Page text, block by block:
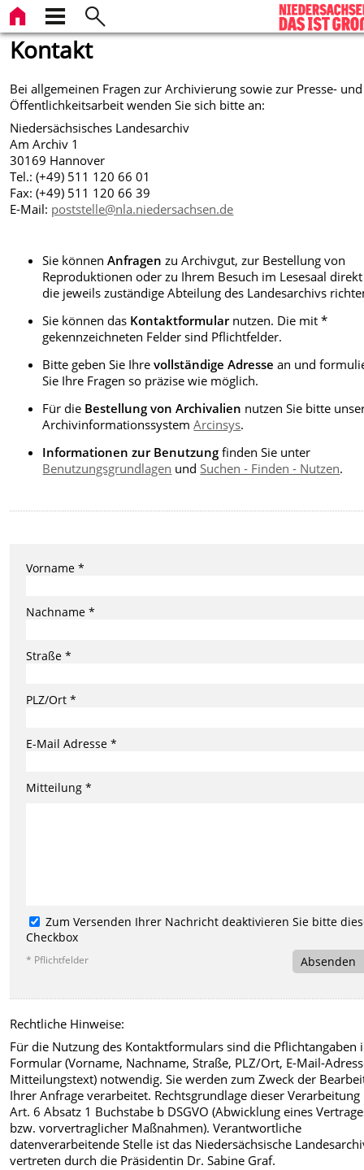
Kontakt
Bei allgemeinen Fragen zur Archivierung sowie zur Presse- und
Öffentlichkeitsarbeit wenden Sie sich bitte an:
Niedersächsisches Landesarchiv
Am Archiv 1
30169 Hannover
Tel.: (+49) 511 120 66 01
Fax: (+49) 511 120 66 39
E-Mail: poststelle@nla.niedersachsen.de
Sie könnenAnfragen zu Archivgut, zur Bestellung von
Reproduktionen oder zu Ihrem Besuch im Lesesaal
die jeweils zuständige Abteilung des Landesarchivs
Sie können das Kontaktformularnutzen. Die mit *
gekennzeichneten Felder sind Pflichtfelder.
Bitte geben Sie Ihrevollständige Adresse an und
Sie Ihre Fragen so präzise wie möglich.
Für die Bestellung von Archivalien nutzen Sie bitte
ArchivinformationssystemArcinsys.
Informationen zur Benutzung finden Sie unter
Benutzungsgrundlagen undSuchen - Finden - Nutzen.
Vorname *
Nachname *
Straße *
PLZ/Ort *
E-Mail Adresse *
Mitteilung *
Zum Versenden Ihrer Nachricht deaktivieren Sie bitte
Checkbox
* Pflichtfelder Absenden
Rechtliche Hinweise:
Für die Nutzung des Kontaktformulars sind die Pflichtangaben
Formular (Vorname, Nachname, Straße, PLZ/Ort, E-Mail-
Mitteilungstext) notwendig. Sie werden zum Zweck der
Ihrer Anfrage verarbeitet. Rechtsgrundlage dieser Verarbeitung
Art. 6 Absatz 1 Buchstabe b DSGVO (Abwicklung eines
bzw. vorvertraglicher Maßnahmen). Verantwortliche
datenverarbeitende Stelle ist das Niedersächsische
vertreten durch die Präsidentin Dr. Sabine Graf.